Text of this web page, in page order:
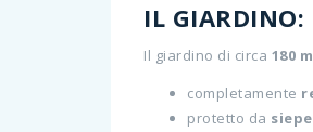
IL GIARDINO:
Il giardino di circa 180
completamente
protetto da